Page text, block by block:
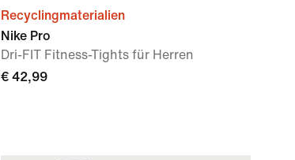
Recyclingmaterialien
Nike Pro
Dri-FIT Fitness-Tights für Herren
€ 42,99